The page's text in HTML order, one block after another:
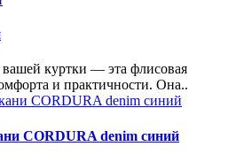
куртки — эта флисовая
и практичности. Она..
CORDURA denim синий